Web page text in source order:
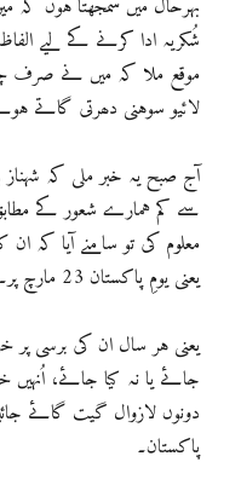
بہرحال میں سمجھتا ہوں کہ
شُکریہ ادا کرنے کے لیے
موقع ملا کہ میں نے صرف
لائیو سوہنی دھرتی گاتے
آج صبح یہ خبر ملی کہ شہناز
سے کم ہمارے شعور کے
معلوم کی تو سامنے آیا کہ
یعنی یومِ پاکستان 23 مارچ پر۔
یعنی ہر سال ان کی برسی پر
جائے یا نہ کیا جائے،
دونوں لازوال گیت گائے
پاکستان۔